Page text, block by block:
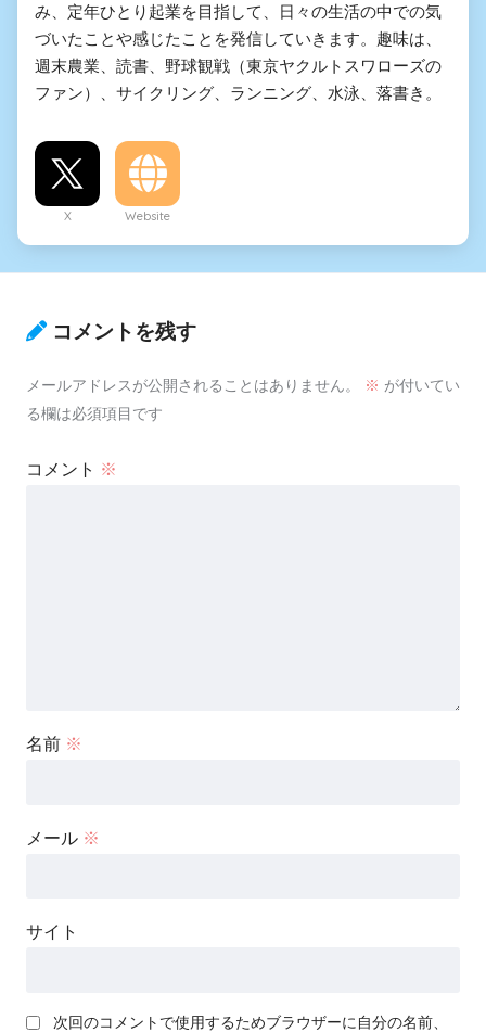
み、定年ひとり起業を目指して、日々の生活の中での気
づいたことや感じたことを発信していきます。趣味は、
週末農業、読書、野球観戦（東京ヤクルトスワローズの
ファン）、サイクリング、ランニング、水泳、落書き。
X Website
コメントを残す
メールアドレスが公開されることはありません。 ※ が付いてい
る欄は必須項目です
コメント ※
名前 ※
メール ※
サイト
次回のコメントで使用するためブラウザーに自分の名前、